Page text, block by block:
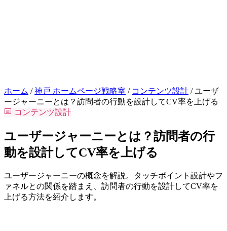
ホーム / 神戸 ホームページ戦略室 / コンテンツ設計 / ユーザ
ージャーニーとは？訪問者の行動を設計してCV率を上げる
コンテンツ設計
ユーザージャーニーとは？訪問者の行
動を設計してCV率を上げる
ユーザージャーニーの概念を解説。タッチポイント設計やフ
ァネルとの関係を踏まえ、訪問者の行動を設計してCV率を
上げる方法を紹介します。